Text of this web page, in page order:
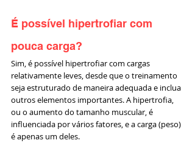
É possível hipertrofiar com
pouca carga?
Sim, é possível hipertrofiar com cargas
relativamente leves, desde que o treinamento
seja estruturado de maneira adequada e inclua
outros elementos importantes. A hipertrofia,
ou o aumento do tamanho muscular, é
influenciada por vários fatores, e a carga (peso)
é apenas um deles.